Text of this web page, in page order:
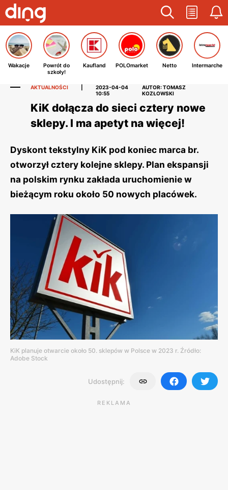
Wakacje
Powrót do
szkoły!
Kaufland POLOmarket Netto Intermarche
AKTUALNOŚCI
2023-04-04
10:55
AUTOR: TOMASZ
KOZŁOWSKI
KiK dołącza do sieci cztery nowe
sklepy. I ma apetyt na więcej!
Dyskont tekstylny KiK pod koniec marca br.
otworzył cztery kolejne sklepy. Plan ekspansji
na polskim rynku zakłada uruchomienie w
bieżącym roku około 50 nowych placówek.
KiK planuje otwarcie około 50. sklepów w Polsce w 2023 r. Źródło:
Adobe Stock
Udostępnij:
REKLAMA